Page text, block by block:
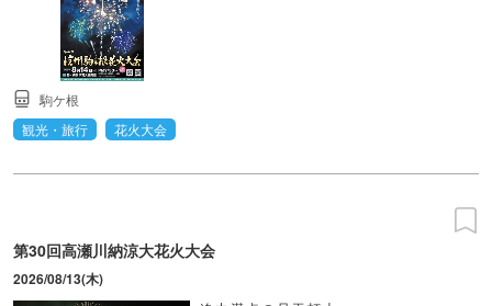
駒ケ根
観光・旅行
花火大会
第30回高瀬川納涼大花火大会
2026/08/13(木)